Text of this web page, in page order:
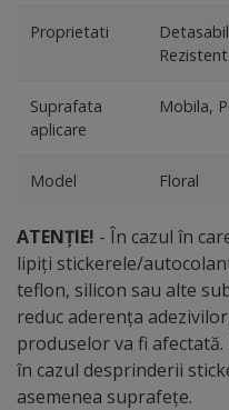
Proprietati
Suprafata
aplicare
Mobila,
Model Floral
ATENȚIE! - În cazul în
lipiți stickerele/
teflon, silicon sau alte
reduc aderența
produselor va fi
în cazul desprinderii
asemenea suprafețe.